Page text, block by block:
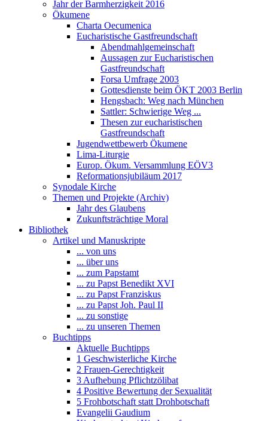
Jahr der Barmherzigkeit 2016
Ökumene
Charta Oecumenica
Eucharistische Gastfreundschaft
Abendmahlgemeinschaft
Aussagen zur Eucharistischen
Gastfreundschaft
Forsa Umfrage 2003
Gottesdienste beim ÖKT 2003 Berlin
Hengsbach: Weg nach München
Sattler: Schwierige Weg ...
Thesen zur eucharistischen
Gastfreundschaft
Jugendwettbewerb Ökumene
Lima-Liturgie
Europ. Ökum. Versammlung EÖV3
Reformationsjubiläum 2017
Synodale Kirche
Themen und Projekte (Archiv)
Jahr des Glaubens
Zukunftsträchtige Moral
Bibliothek
Artikel und Manuskripte
... von uns
... über uns
... zum Papstamt
... zu Papst Benedikt XVI
... zu Papst Franziskus
... zu Papst Joh. Paul II
... zu sonstige
... zu unseren Themen
Buchtipps
Aktuelle Buchtipps
1 Geschwisterliche Kirche
2 Frauen-Gerechtigkeit
3 Aufhebung Pflichtzölibat
4 Positive Bewertung der Sexualität
5 Frohbotschaft statt Drohbotschaft
Evangelii Gaudium